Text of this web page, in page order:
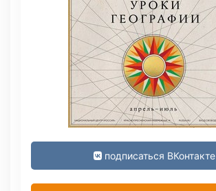
подписаться ВКонтакте